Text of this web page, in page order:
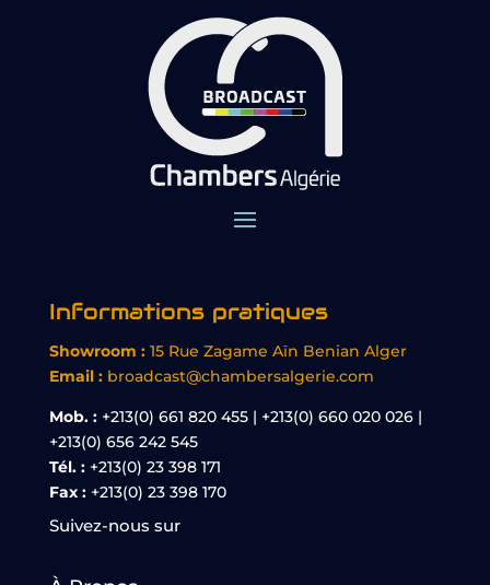
Informations pratiques
Showroom : 15 Rue Zagame Aïn Benian Alger
Email : broadcast@chambersalgerie.com
Mob. :+213(0) 661 820 455 | +213(0) 660 020 026 |
+213(0) 656 242 545
Tél. : +213(0) 23 398 171
Fax : +213(0) 23 398 170
Suivez-nous sur